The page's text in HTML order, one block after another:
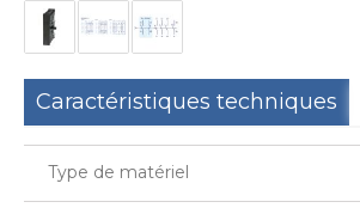
Caractéristiques techniques
Type de matériel